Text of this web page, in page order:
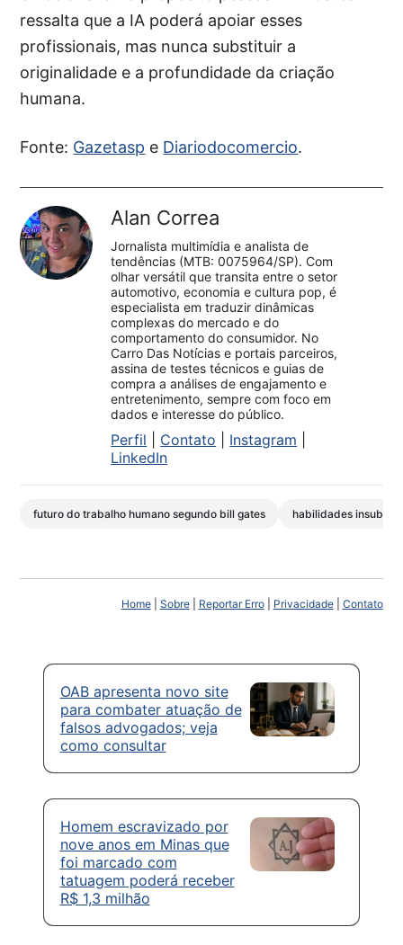
ressalta que a IA poderá apoiar esses
profissionais, mas nunca substituir a
originalidade e a profundidade da criação
humana.
Fonte: Gazetasp e Diariodocomercio.
Alan Correa
Jornalista multimídia e analista de
tendências (MTB: 0075964/SP). Com
olhar versátil que transita entre o setor
automotivo, economia e cultura pop, é
especialista em traduzir dinâmicas
complexas do mercado e do
comportamento do consumidor. No
Carro Das Notícias e portais parceiros,
assina de testes técnicos e guias de
compra a análises de engajamento e
entretenimento, sempre com foco em
dados e interesse do público.
Perfil Contato Instagram
LinkedIn
futuro do trabalho humano segundo bill gates habilidades
Home| Sobre| Reportar Erro| Privacidade| Contato
OAB apresenta novo site
para combater atuação de
falsos advogados; veja
como consultar
Homem escravizado por
nove anos em Minas que
foi marcado com
tatuagem poderá receber
R$ 1,3 milhão